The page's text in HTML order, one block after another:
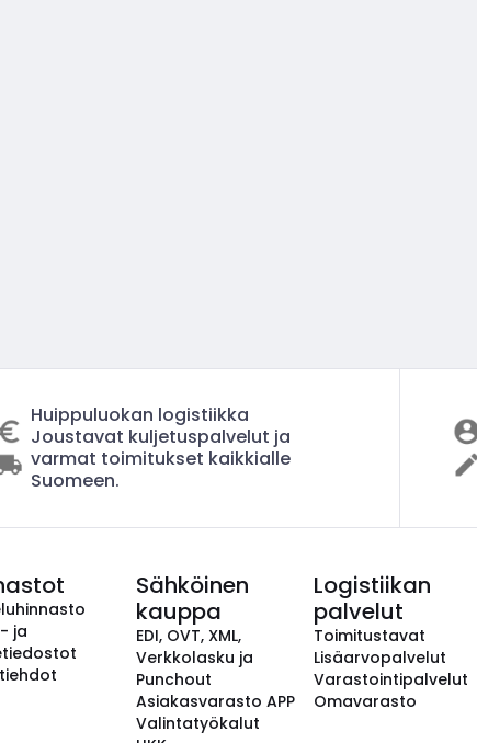
Huippuluokan logistiikka
Joustavat kuljetuspalvelut ja
varmat toimitukset kaikkialle
Suomeen.
ja
Sähköinen
kauppa
EDI, OVT, XML,
Verkkolasku ja
Punchout
Asiakasvarasto APP
Valintatyökalut
Logistiikan
palvelut
Toimitustavat
Lisäarvopalvelut
Varastointipalvelut
Omavarasto